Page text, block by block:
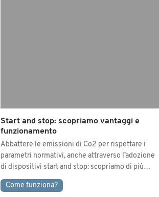
Start and stop: scopriamo vantaggi e
funzionamento
Abbattere le emissioni di Co2 per rispettare i
parametri normativi, anche attraverso l’adozione
di dispositivi start and stop: scopriamo di più…
Come funziona?